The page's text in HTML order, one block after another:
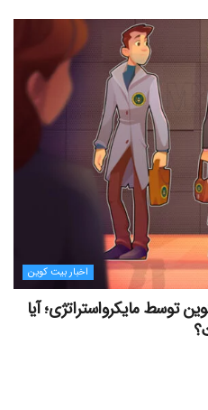
اخبار بیت کوین
کوین توسط مایکرواستراتژی؛ آیا